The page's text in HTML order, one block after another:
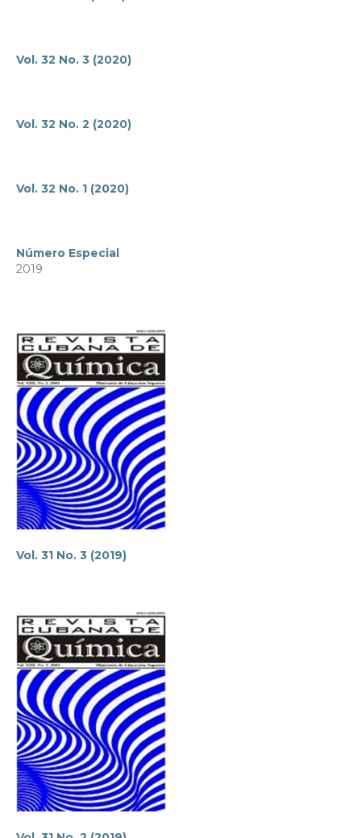
Vol. 32 No. 3 (2020)
Vol. 32 No. 2 (2020)
Vol. 32 No. 1 (2020)
Número Especial
2019
Vol. 31 No. 3 (2019)